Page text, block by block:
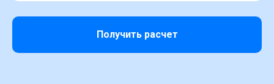
Получить расчет